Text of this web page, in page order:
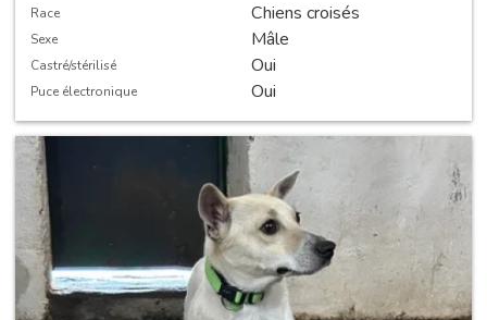
Race Chiens croisés
Sexe Mâle
Castré/stérilisé Oui
Puce électronique Oui